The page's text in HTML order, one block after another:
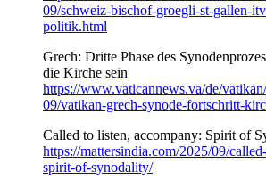
09/schweiz-bischof-groegli-st-gallen-
politik.html
Grech: Dritte Phase des
die Kirche sein
https://www.vaticannews.va/de/
09/vatikan-grech-synode-fortschritt-
Called to listen, accompany: Spirit of
https://mattersindia.com/2025/09/
spirit-of-synodality/